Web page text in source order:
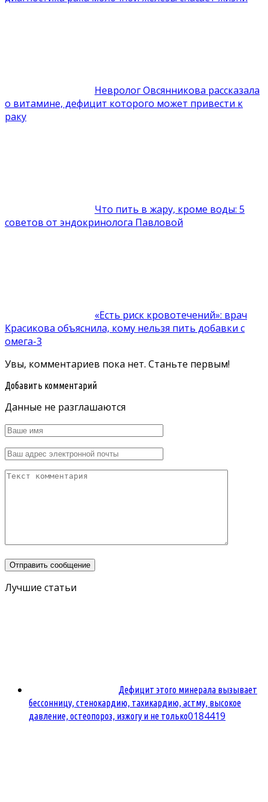
Невролог Овсянникова рассказала
о витамине, дефицит которого может привести к
раку
Что пить в жару, кроме воды: 5
советов от эндокринолога Павловой
«Есть риск кровотечений»: врач
Красикова объяснила, кому нельзя пить добавки с
омега-3
Увы, комментариев пока нет. Станьте первым!
Добавить комментарий
Данные не разглашаются
Лучшие статьи
Дефицит этого минерала вызывает
бессонницу, стенокардию, тахикардию, астму, высокое
давление, остеопороз, изжогу и не только0184419